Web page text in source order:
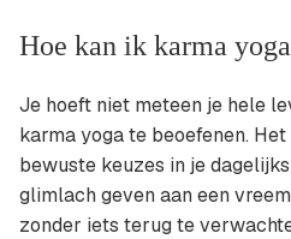
Hoe kan ik karma
Je hoeft niet meteen je hele
karma yoga te beoefenen.
bewuste keuzes in je
glimlach geven aan een
zonder iets terug te